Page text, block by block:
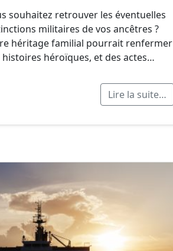
souhaitez retrouver les éventuelles
militaires de vos ancêtres ?
héritage familial pourrait renfermer
histoires héroïques, et des actes…
Lire la suite…